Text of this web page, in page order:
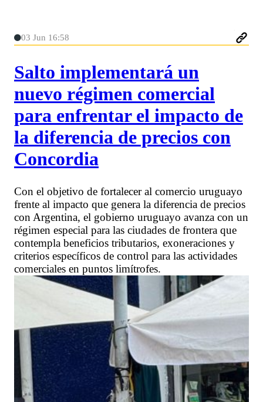
03 Jun 16:58
Salto implementará un
nuevo régimen comercial
para enfrentar el impacto de
la diferencia de precios con
Concordia
Con el objetivo de fortalecer al comercio uruguayo
frente al impacto que genera la diferencia de precios
con Argentina, el gobierno uruguayo avanza con un
régimen especial para las ciudades de frontera que
contempla beneficios tributarios, exoneraciones y
criterios específicos de control para las actividades
comerciales en puntos limítrofes.